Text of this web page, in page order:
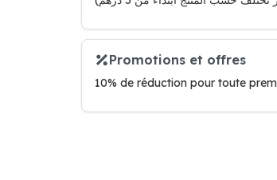
Promotions et offres
10% de réduction pour toute